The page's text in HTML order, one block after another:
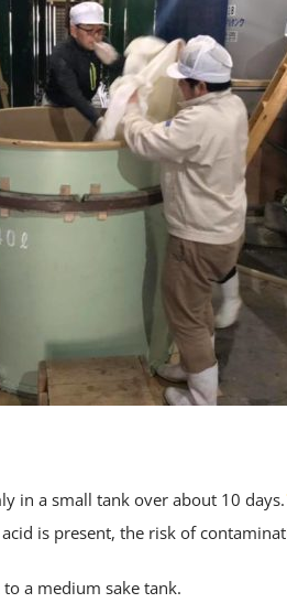
in a small tank over about 10 days.
is present, the risk of
a medium sake tank.